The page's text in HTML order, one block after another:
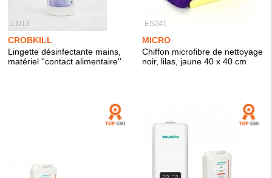
LI013
CROBKILL
Lingette désinfectante mains,
matériel ''contact alimentaire''
ES241
MICRO
Chiffon microfibre de nettoyage
noir, lilas, jaune 40 x 40 cm